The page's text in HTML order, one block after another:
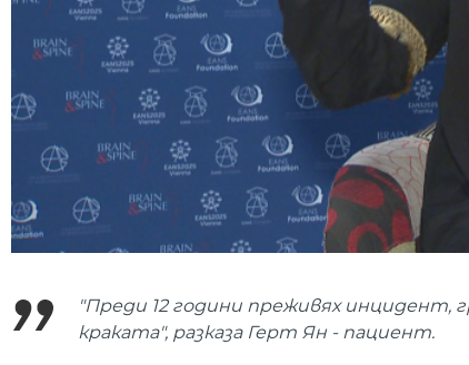
"Преди 12 години преживях инцидент,
краката", разказа Герт Ян - пациент.